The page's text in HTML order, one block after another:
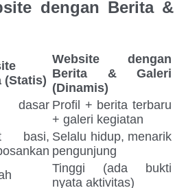
dengan Berita &
(Statis)
Website dengan
Berita & Galeri
(Dinamis)
dasar Profil + berita terbaru
+ galeri kegiatan
basi, Selalu hidup, menarik
pengunjung
Tinggi (ada bukti
nyata aktivitas)